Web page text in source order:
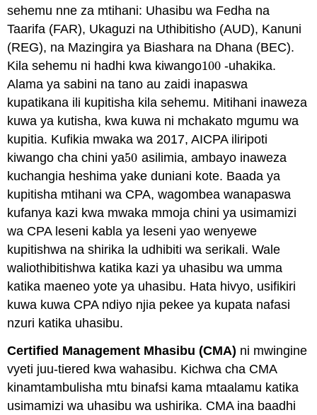
sehemu nne za mtihani: Uhasibu wa Fedha na
Taarifa (FAR), Ukaguzi na Uthibitisho (AUD), Kanuni
(REG), na Mazingira ya Biashara na Dhana (BEC).
Kila sehemu ni hadhi kwa kiwango100
100 -uhakika.
Alama ya sabini na tano au zaidi inapaswa
kupatikana ili kupitisha kila sehemu. Mitihani inaweza
kuwa ya kutisha, kwa kuwa ni mchakato mgumu wa
kupitia. Kufikia mwaka wa 2017, AICPA iliripoti
kiwango cha chini ya50
50 asilimia, ambayo inaweza
kuchangia heshima yake duniani kote. Baada ya
kupitisha mtihani wa CPA, wagombea wanapaswa
kufanya kazi kwa mwaka mmoja chini ya usimamizi
wa CPA leseni kabla ya leseni yao wenyewe
kupitishwa na shirika la udhibiti wa serikali. Wale
waliothibitishwa katika kazi ya uhasibu wa umma
katika maeneo yote ya uhasibu. Hata hivyo, usifikiri
kuwa kuwa CPA ndiyo njia pekee ya kupata nafasi
nzuri katika uhasibu.
Certified Management Mhasibu (CMA) ni mwingine
vyeti juu-tiered kwa wahasibu. Kichwa cha CMA
kinamtambulisha mtu binafsi kama mtaalamu katika
usimamizi wa uhasibu wa ushirika. CMA ina baadhi